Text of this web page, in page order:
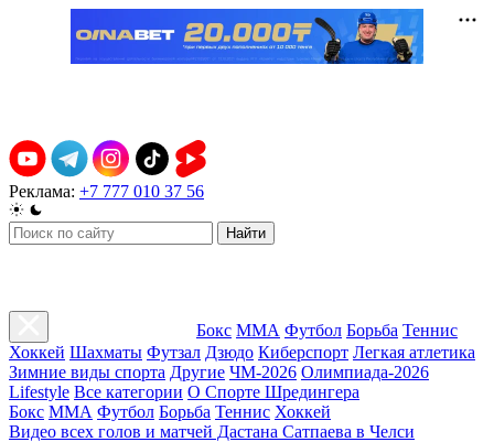
Реклама: +7 777 010 37 56
Найти
Бокс ММА Футбол Борьба Теннис
Хоккей Шахматы Футзал Дзюдо Киберспорт Легкая атлетика
Зимние виды спорта Другие ЧМ-2026 Олимпиада-2026
Lifestyle Все категории О Спорте Шредингера
Бокс ММА Футбол Борьба Теннис Хоккей
Видео всех голов и матчей Дастана Сатпаева в Челси